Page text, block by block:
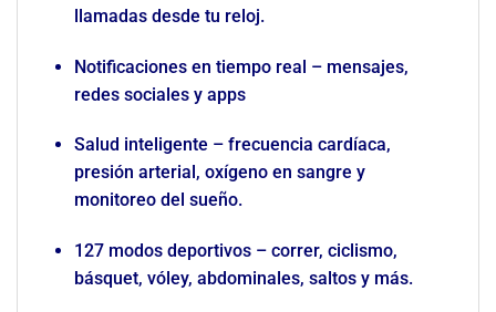
llamadas desde tu reloj.
Notificaciones en tiempo real – mensajes,
redes sociales y apps
Salud inteligente – frecuencia cardíaca,
presión arterial, oxígeno en sangre y
monitoreo del sueño.
127 modos deportivos – correr, ciclismo,
básquet, vóley, abdominales, saltos y más.